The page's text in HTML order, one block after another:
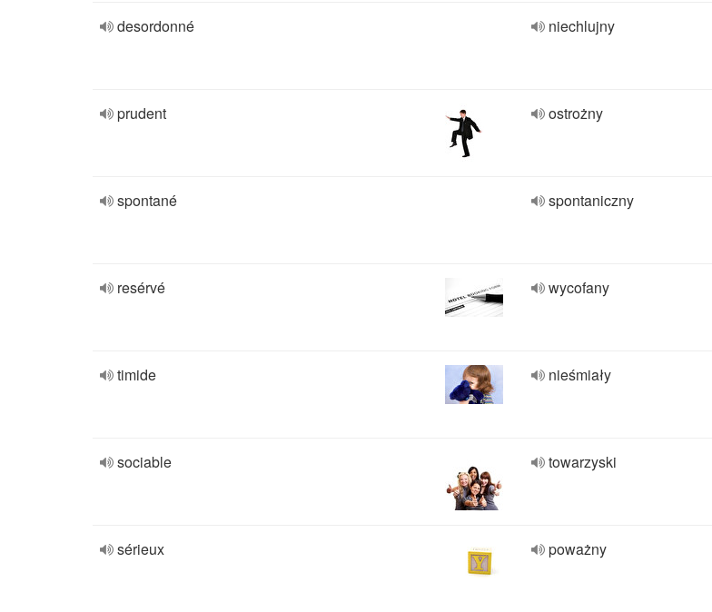
desordonné niechlujny
prudent ostrożny
spontané spontaniczny
resérvé wycofany
timide nieśmiały
sociable towarzyski
sérieux poważny